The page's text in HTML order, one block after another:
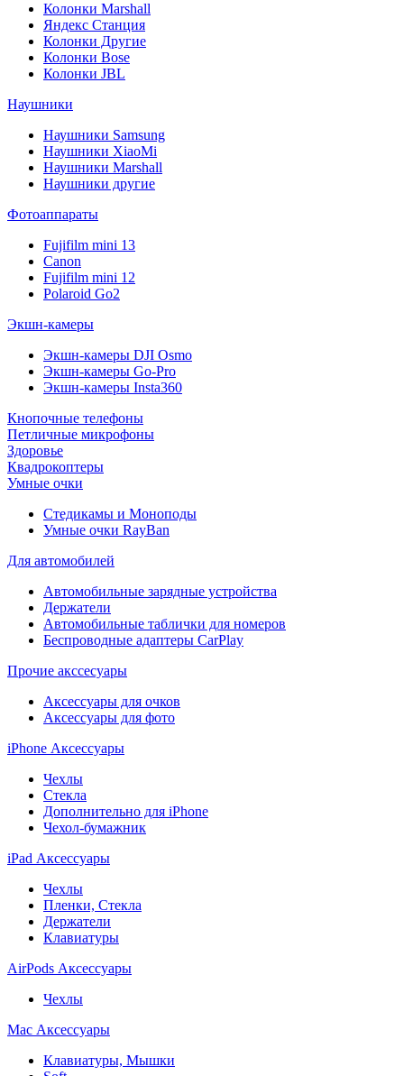
Колонки Marshall
Яндекс Станция
Колонки Другие
Колонки Bose
Колонки JBL
Наушники
Наушники Samsung
Наушники XiaoMi
Наушники Marshall
Наушники другие
Фотоаппараты
Fujifilm mini 13
Canon
Fujifilm mini 12
Polaroid Go2
Экшн-камеры
Экшн-камеры DJI Osmo
Экшн-камеры Go-Pro
Экшн-камеры Insta360
Кнопочные телефоны
Петличные микрофоны
Здоровье
Квадрокоптеры
Умные очки
Стедикамы и Моноподы
Умные очки RayBan
Для автомобилей
Автомобильные зарядные устройства
Держатели
Автомобильные таблички для номеров
Беспроводные адаптеры CarPlay
Прочие акссесуары
Аксессуары для очков
Аксессуары для фото
iPhone Аксессуары
Чехлы
Стекла
Дополнительно для iPhone
Чехол-бумажник
iPad Аксессуары
Чехлы
Пленки, Стекла
Держатели
Клавиатуры
AirPods Аксессуары
Чехлы
Mac Аксессуары
Клавиатуры, Мышки